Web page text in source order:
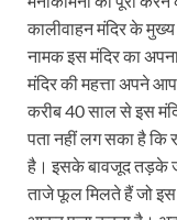
कालीवाहन मंदिर के मुख्य
नामक इस मंदिर का
मंदिर की महत्ता अपने
करीब 40 साल से इस
पता नहीं लग सका है कि
है। इसके बावजूद तड़के
ताजे फूल मिलते हैं जो इस